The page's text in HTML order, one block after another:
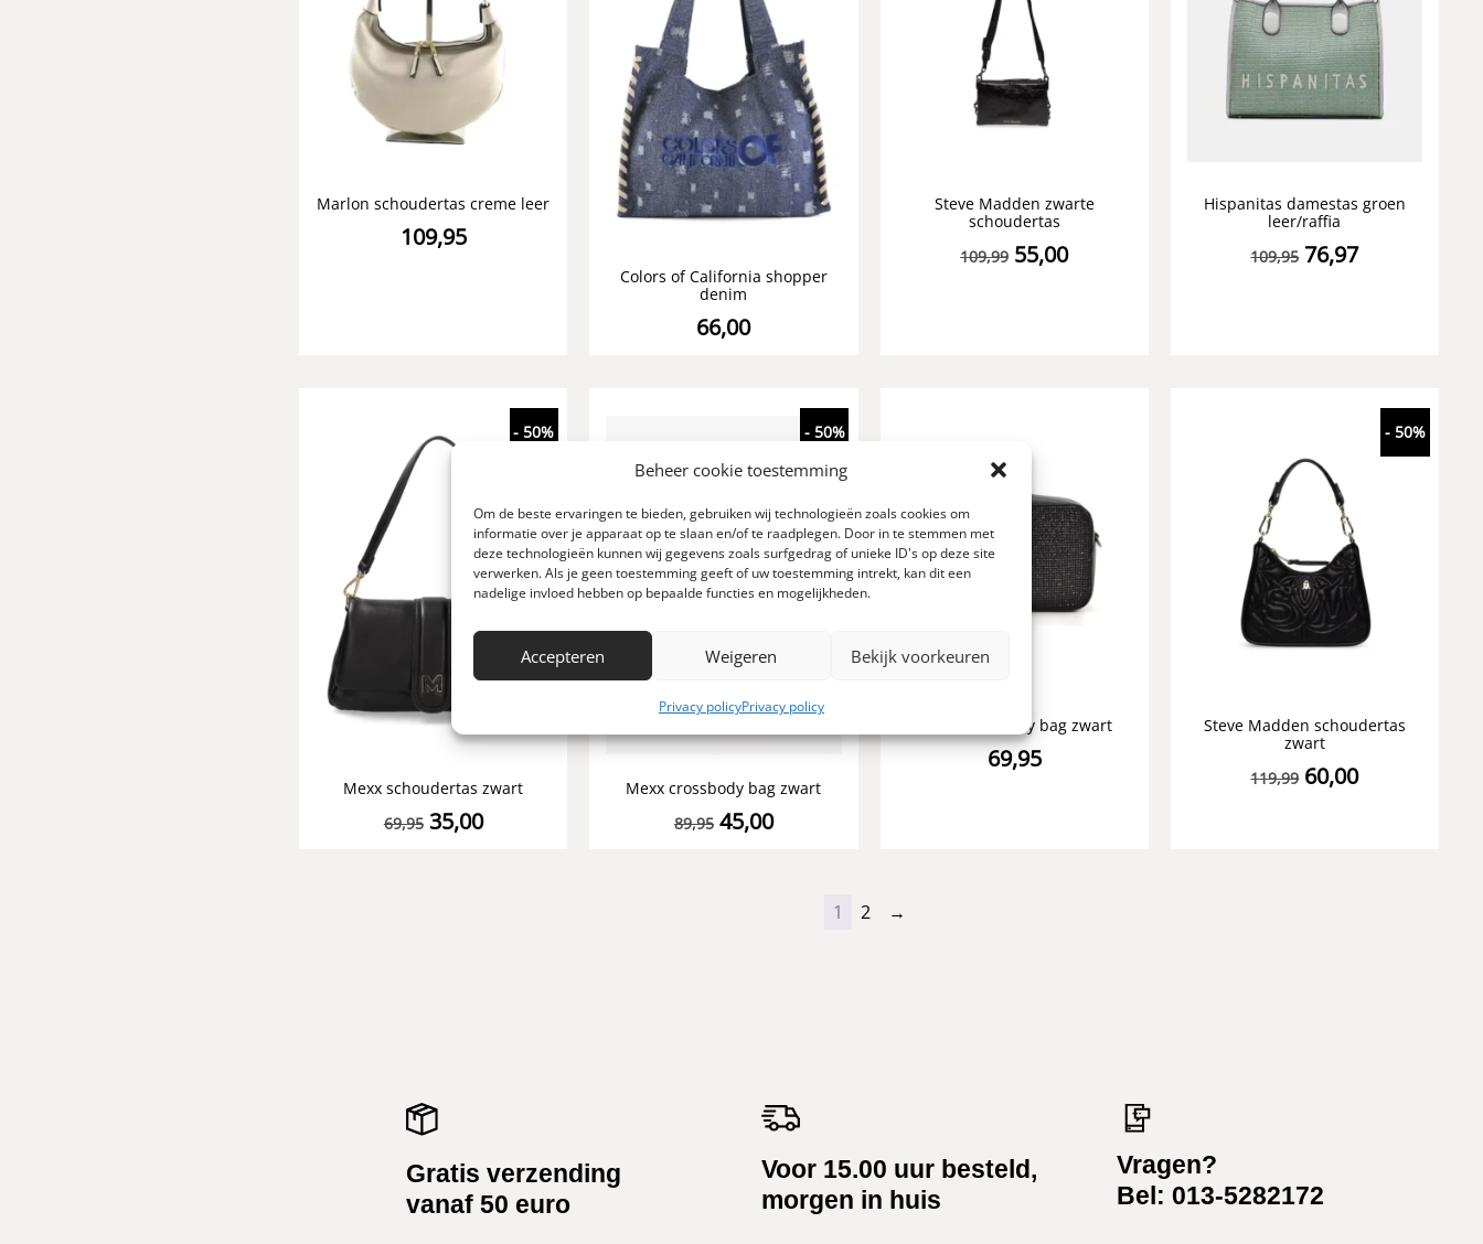
Beheer cookie toestemming
Om de beste ervaringen te bieden, gebruiken wij technologieën zoals cookies om
informatie over je apparaat op te slaan en/of te raadplegen. Door in te stemmen met
deze technologieën kunnen wij gegevens zoals surfgedrag of unieke ID's op deze site
verwerken. Als je geen toestemming geeft of uw toestemming intrekt, kan dit een
nadelige invloed hebben op bepaalde functies en mogelijkheden.
Accepteren Weigeren Bekijk voorkeuren
Privacy policyPrivacy policy
Marlon schoudertas creme leer
109,95
Colors of California shopper
denim
66,00
Steve Madden zwarte
schoudertas
109,99 55,00
Hispanitas damestas groen
leer/raffia
109,95 76,97
- 50%
Mexx schoudertas zwart
69,95 35,00
- 50%
Mexx crossbody bag zwart
89,95 45,00
Mexx crossbody bag zwart
69,95
- 50%
Steve Madden schoudertas
zwart
119,99 60,00
1 2 →
Gratis verzending
vanaf 50 euro
Voor 15.00 uur besteld,
morgen in huis
Vragen?
Bel: 013-5282172